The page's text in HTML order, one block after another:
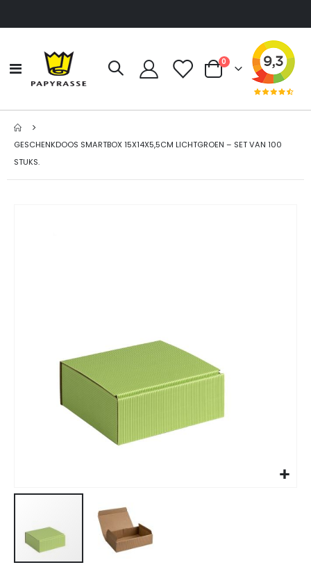
Toggle
Nav
Cart
0producten
GESCHENKDOOS SMARTBOX 15X14X5,5CM LICHTGROEN – SET VAN 100
STUKS.